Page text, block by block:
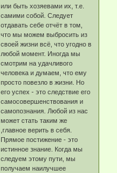
или быть хозяевами их, т.е.
самими собой. Следует
отдавать себе отчёт в том,
что мы можем выбросить из
своей жизни всё, что угодно в
любой момент. Иногда мы
смотрим на удачливого
человека и думаем, что ему
просто повезло в жизни. Но
его успех - это следствие его
самосовершенствования и
самопознания. Любой из нас
может стать таким же
,главное верить в себя.
Прямое постижение - это
истинное знание. Когда мы
следуем этому пути, мы
получаем наилучшее